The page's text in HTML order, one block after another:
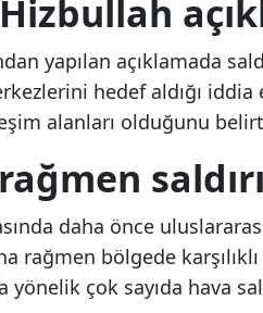
Kocaeli
Konya
Kütahya
Manisa
Mardin
yapılan açıklamada
hedef aldığı
alanları olduğunu
daha önce
rağmen bölgede
yönelik çok sayıda hava
Eren
yürek
Kızı